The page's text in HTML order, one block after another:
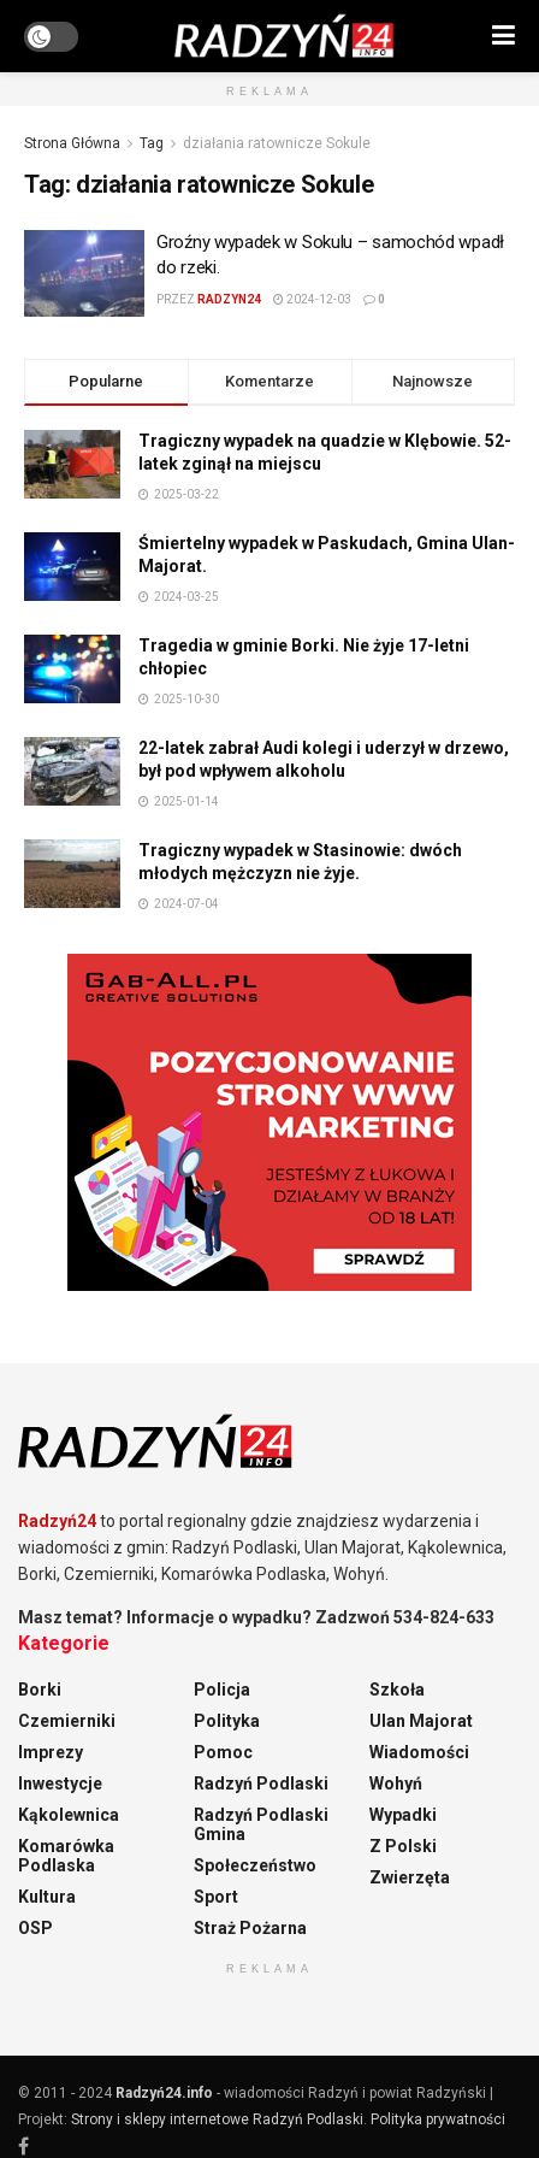
REKLAMA
Strona Główna Tag działania ratownicze Sokule
Tag: działania ratownicze Sokule
Groźny wypadek w Sokulu – samochód wpadł
do rzeki.
PRZEZ RADZYN24 2024-12-03 0
Popularne Komentarze Najnowsze
Tragiczny wypadek na quadzie w Klębowie. 52-
latek zginął na miejscu
2025-03-22
Śmiertelny wypadek w Paskudach, Gmina Ulan-
Majorat.
2024-03-25
Tragedia w gminie Borki. Nie żyje 17-letni
chłopiec
2025-10-30
22-latek zabrał Audi kolegi i uderzył w drzewo,
był pod wpływem alkoholu
2025-01-14
Tragiczny wypadek w Stasinowie: dwóch
młodych mężczyzn nie żyje.
2024-07-04
Radzyń24to portal regionalny gdzie znajdziesz wydarzenia i
wiadomości z gmin: Radzyń Podlaski, Ulan Majorat, Kąkolewnica,
Borki, Czemierniki, Komarówka Podlaska, Wohyń.
Masz temat? Informacje o wypadku? Zadzwoń 534-824-633
Kategorie
Borki
Czemierniki
Imprezy
Inwestycje
Kąkolewnica
Komarówka
Podlaska
Kultura
OSP
Policja
Polityka
Pomoc
Radzyń Podlaski
Radzyń Podlaski
Gmina
Społeczeństwo
Sport
Straż Pożarna
Szkoła
Ulan Majorat
Wiadomości
Wohyń
Wypadki
Z Polski
Zwierzęta
REKLAMA
© 2011 - 2024 Radzyń24.info - wiadomości Radzyń i powiat Radzyński |
Projekt: Strony i sklepy internetowe Radzyń Podlaski Polityka prywatności